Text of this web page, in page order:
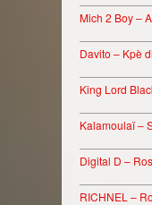
Mich 2 Boy –
Davito – Kpè
King Lord
Kalamoulaï –
Digital D –
RICHNEL –